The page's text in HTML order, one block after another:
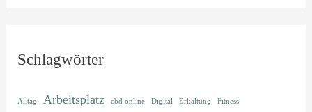
Schlagwörter
Alltag Arbeitsplatz cbd online Digital Erkältung Fitness